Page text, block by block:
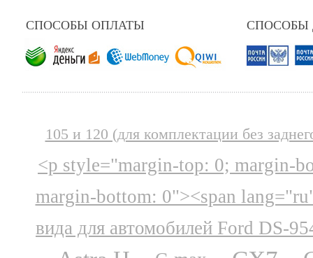
СПОСОБЫ ОПЛАТЫ СПОСОБЫ
105 и 120 (для комплектации без
<p style="margin-top: 0; margin-
margin-bottom: 0"><span
вида для автомобилей Ford DS-